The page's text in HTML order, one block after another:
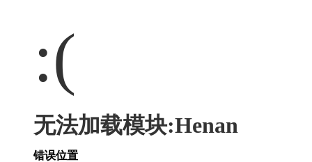
:(
无法加载模块:Henan
错误位置